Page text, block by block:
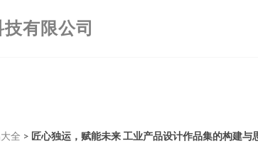
有限公司
全 > 匠心独运，赋能未来 工业产品设计作品集的构建与